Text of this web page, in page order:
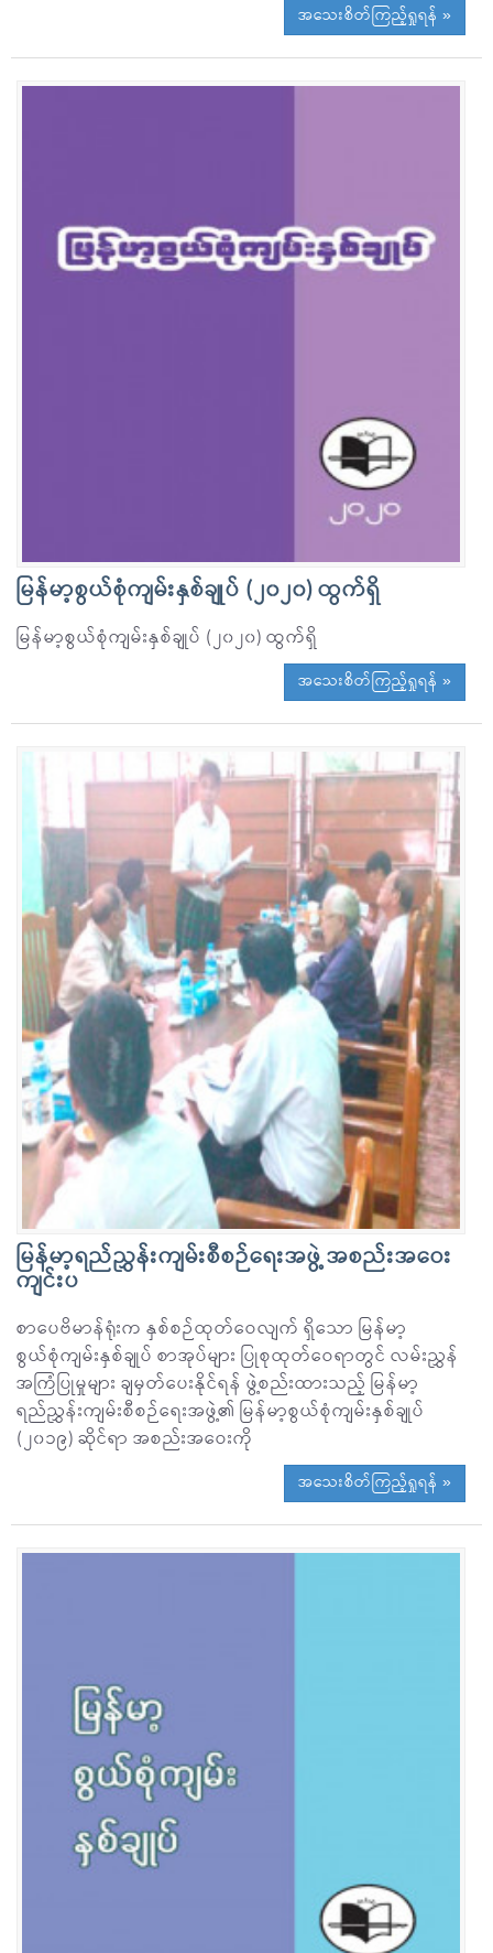
အသေးစိတ်ကြည့်ရှုရန် »
မြန်မာ့စွယ်စုံကျမ်းနှစ်ချုပ် (၂၀၂၀) ထွက်ရှိ
မြန်မာ့စွယ်စုံကျမ်းနှစ်ချုပ် (၂၀၂၀) ထွက်ရှိ
အသေးစိတ်ကြည့်ရှုရန် »
မြန်မာ့ရည်ညွှန်းကျမ်းစီစဉ်ရေးအဖွဲ့ အစည်းအဝေး
ကျင်းပ
စာပေဗိမာန်ရုံးက နှစ်စဉ်ထုတ်ဝေလျက် ရှိသော မြန်မာ့
စွယ်စုံကျမ်းနှစ်ချုပ် စာအုပ်များ ပြုစုထုတ်ဝေရာတွင် လမ်းညွှန်
အကြံပြုမှုများ ချမှတ်ပေးနိုင်ရန် ဖွဲ့စည်းထားသည့် မြန်မာ့
ရည်ညွှန်းကျမ်းစီစဉ်ရေးအဖွဲ့၏ မြန်မာ့စွယ်စုံကျမ်းနှစ်ချုပ်
(၂၀၁၉) ဆိုင်ရာ အစည်းအဝေးကို
အသေးစိတ်ကြည့်ရှုရန် »